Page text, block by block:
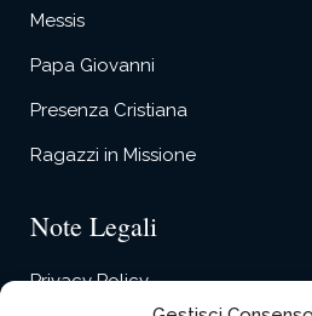
Messis
Papa Giovanni
Presenza Cristiana
Ragazzi in Missione
Note Legali
Privacy Policy